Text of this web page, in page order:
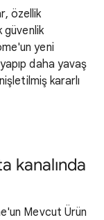
özellik
güvenlik
yeni
daha yavaş
kararlı
kanalında
Mevcut Ürün